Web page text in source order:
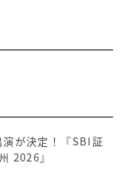
が決定！『SBI証
2026』